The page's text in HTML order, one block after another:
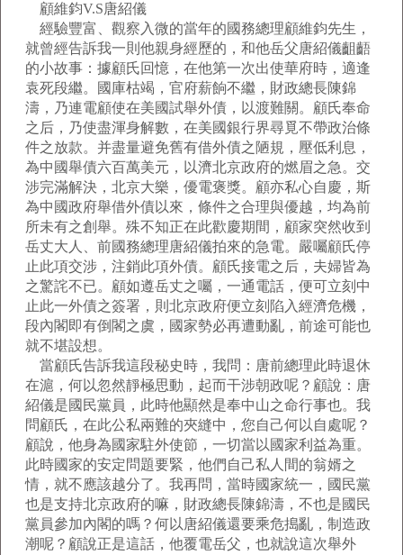
顧維鈞V.S唐紹儀
經驗豐富、觀察入微的當年的國務總理顧維鈞先生，
就曾經告訴我一則他親身經歷的，和他岳父唐紹儀齟齬
的小故事：據顧氏回憶，在他第一次出使華府時，適逢
袁死段繼。國庫枯竭，官府薪餉不繼，財政總長陳錦
濤，乃連電顧使在美國試舉外債，以渡難關。顧氏奉命
之后，乃使盡渾身解數，在美國銀行界尋覓不帶政治條
件之放款。并盡量避免舊有借外債之陋規，壓低利息，
為中國舉債六百萬美元，以濟北京政府的燃眉之急。交
涉完滿解決，北京大樂，優電褒獎。顧亦私心自慶，斯
為中國政府舉借外債以來，條件之合理與優越，均為前
所未有之創舉。殊不知正在此歡慶期間，顧家突然收到
岳丈大人、前國務總理唐紹儀拍來的急電。嚴囑顧氏停
止此項交涉，注銷此項外債。顧氏接電之后，夫婦皆為
之驚詫不已。顧如遵岳丈之囑，一通電話，便可立刻中
止此一外債之簽署，則北京政府便立刻陷入經濟危機，
段內閣即有倒閣之虞，國家勢必再遭動亂，前途可能也
就不堪設想。
當顧氏告訴我這段秘史時，我問：唐前總理此時退休
在滬，何以忽然靜極思動，起而干涉朝政呢？顧說：唐
紹儀是國民黨員，此時他顯然是奉中山之命行事也。我
問顧氏，在此公私兩難的夾縫中，您自己何以自處呢？
顧說，他身為國家駐外使節，一切當以國家利益為重。
此時國家的安定問題要緊，他們自己私人間的翁婿之
情，就不應該越分了。我再問，當時國家統一，國民黨
也是支持北京政府的嘛，財政總長陳錦濤，不也是國民
黨員參加內閣的嗎？何以唐紹儀還要乘危搗亂，制造政
潮呢？顧說正是這話，他覆電岳父，也就說這次舉外